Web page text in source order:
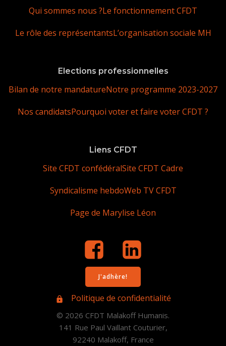
Qui sommes nous ?Le fonctionnement CFDT
Le rôle des représentantsL’organisation sociale MH
Elections professionnelles
Bilan de notre mandatureNotre programme 2023-2027
Nos candidatsPourquoi voter et faire voter CFDT ?
Liens CFDT
Site CFDT confédéralSite CFDT Cadre
Syndicalisme hebdoWeb TV CFDT
Page de Marylise Léon
J'adhère!
Politique de confidentialité
© 2026 CFDT Malakoff Humanis.
141 Rue Paul Vaillant Couturier,
92240 Malakoff, France